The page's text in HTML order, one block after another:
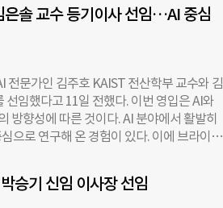
증된 민간의 공익사업을 발굴해 지속가능
다. 김미영 한국1형당뇨병환우회 대표는
을 마련했지만 이제는 전략적인 방법으로
실장을 지내며 지자체, 정부, 기업 등에 다
. 이후 서울시 대외협력 보좌관을 역임하며
하고, 조정하는 일을 했다. 현재 ‘공공 정책
인 서점의 전자책 분야에서 찾아볼 수 있으
은솔 교수 등기이사 선임…AI 중심
전문가인 김주호 KAIST 전산학부 교수와 김
임했다고 11일 전했다. 이번 영입은 AI와
방향성에 따른 것이다. AI 분야에서 활발히
으로 연구해 온 경험이 있다. 이에 브라이언
브라이언임팩트 이사진은 박승기 이사장
으로 구성된다. 김주호 교수는 서울대학교
승기 신임 이사장 선임